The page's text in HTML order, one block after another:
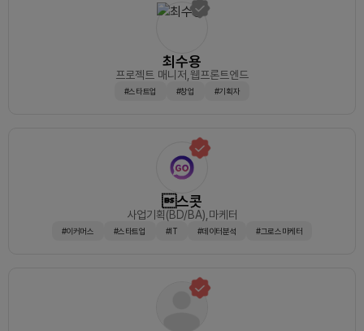
최수용
프로젝트 매니저 ,웹프론트엔드
#스타트업 #창업 #기획자
스콧
사업기획(BD/BA) ,마케터
#이커머스 #스타트업 #IT #데이터분석 #그로스마케터